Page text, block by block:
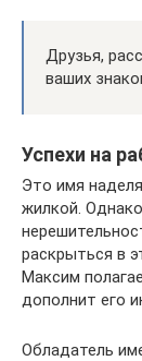
Друзья,
ваших
Успехи на
Это имя
жилкой.
раскрыться в
Максим
дополнит его
Обладатель